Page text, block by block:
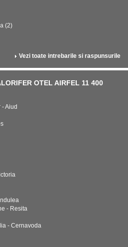
(2)
Vezi toate intrebarile si raspunsurile
OTEL AIRFEL 11 400
Aiud
- Resita
- Cernavoda